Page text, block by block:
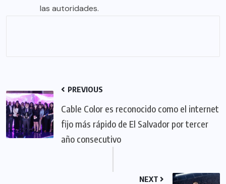
las autoridades.
PREVIOUS
Cable Color es reconocido como el internet
fijo más rápido de El Salvador por tercer
año consecutivo
NEXT